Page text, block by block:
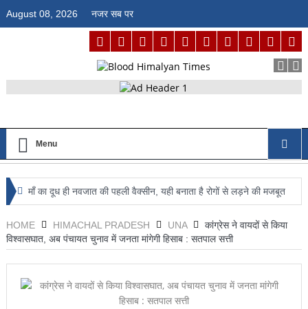
August 08, 2026 नजर सब पर
Menu
माँ का दूध ही नवजात की पहली वैक्सीन, यही बनाता है रोगों से लड़ने की मजबूत
आईआईआईटी ऊना में अग्नि सुरक्षा का पाठ, फायर मॉक ड्रिल से विद्यार्थियों को
राज्य स्तरीय बैडमिंटन प्रतियोगिता में ऊना का दम दिखाएंगे चयनित खिलाड़ी,
HOME HIMACHAL PRADESH UNA
कांग्रेस ने वायदों से किया
विश्वासघात, अब पंचायत चुनाव में जनता मांगेगी हिसाब : सतपाल सत्ती